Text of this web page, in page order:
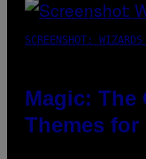
SCREENSHOT:
Magic: The
Themes for